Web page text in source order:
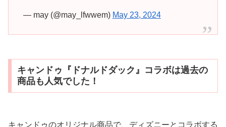
— may (@may_lfwwem) May 23, 2024
キャンドゥ『ドナルドダック』コラボは過去の
商品も人気でした！
キャンドゥのオリジナル商品で、ディズニーとコラボする